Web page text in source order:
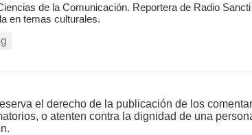
de la Comunicación. Reportera de Radio
en temas culturales.
el derecho de la publicación de los
o atenten contra la dignidad de una